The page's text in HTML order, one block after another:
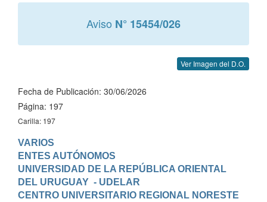
Aviso N° 15454/026
Ver Imagen del D.O.
Fecha de Publicación: 30/06/2026
Página: 197
Carilla: 197
VARIOS
ENTES AUTÓNOMOS
UNIVERSIDAD DE LA REPÚBLICA ORIENTAL
DEL URUGUAY  - UDELAR
CENTRO UNIVERSITARIO REGIONAL NORESTE